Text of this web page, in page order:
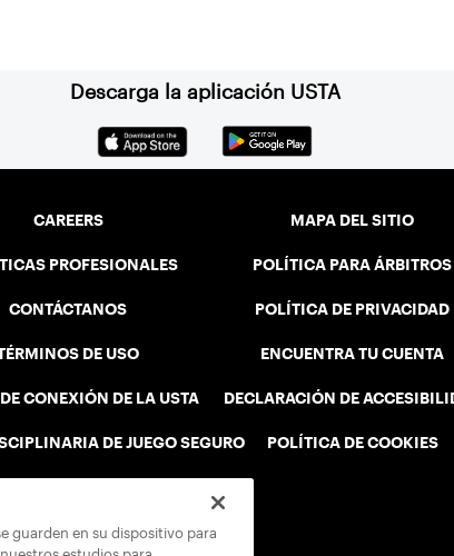
Descarga la aplicación USTA
CAREERS
PROFESIONALES
CONTÁCTANOS
DE USO
DE CONEXIÓN DE LA USTA
DE JUEGO SEGURO
MAPA DEL SITIO
POLÍTICA PARA ÁRBITROS
POLÍTICA DE PRIVACIDAD
ENCUENTRA TU CUENTA
DECLARACIÓN DE
POLÍTICA DE COOKIES
guarden en su dispositivo para